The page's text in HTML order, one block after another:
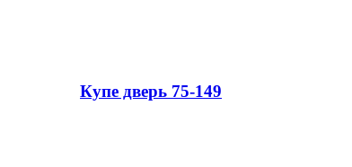
Купе дверь 75-149